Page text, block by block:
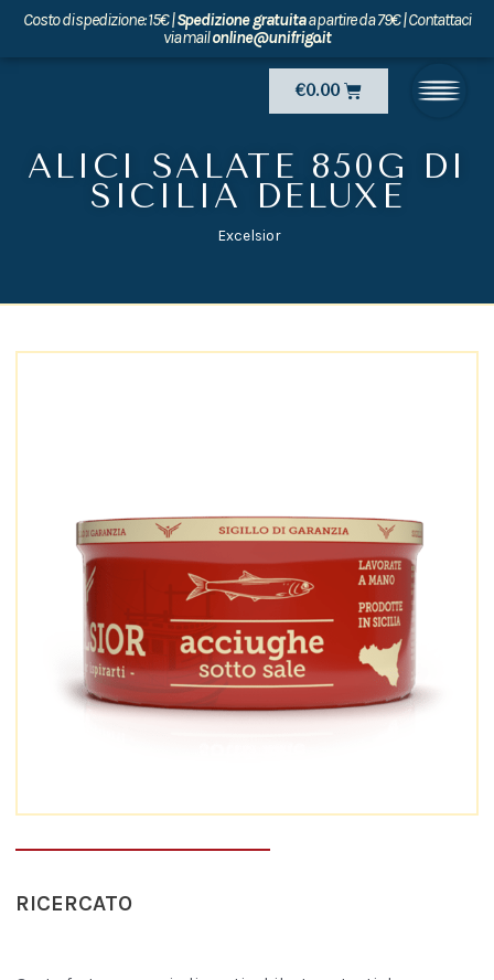
Costo di spedizione: 15€ |Spedizione gratuitaa partire da 79€ | Contattaci
via mailonline@unifrigo.it
€0.00 Carrello
ALICI SALATE 850G DI
SICILIA DELUXE
Excelsior
RICERCATO